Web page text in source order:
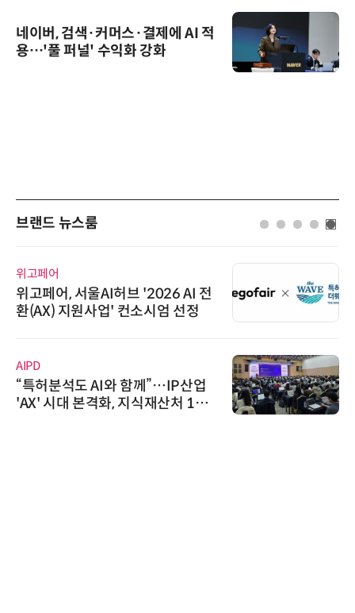
네이버, 검색·커머스·결제에 AI 적
용…'풀 퍼널' 수익화 강화
브랜드 뉴스룸
위고페어
위고페어, 서울AI허브 '2026 AI 전
환(AX) 지원사업' 컨소시엄 선정
AIPD
“특허분석도 AI와 함께”…IP산업
'AX' 시대 본격화, 지식재산처 1호